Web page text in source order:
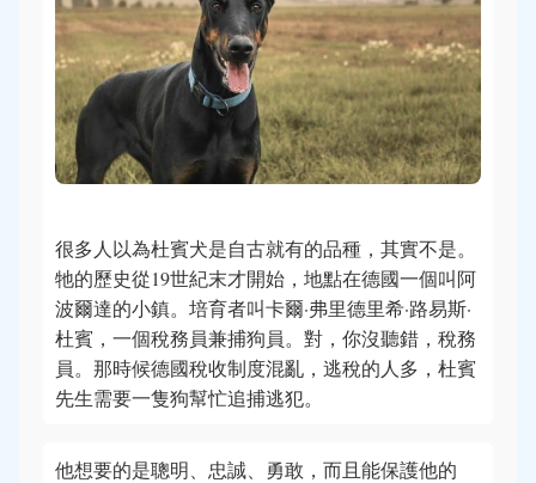
很多人以為杜賓犬是自古就有的品種，其實不是。
牠的歷史從19世紀末才開始，地點在德國一個叫阿
波爾達的小鎮。培育者叫卡爾·弗里德里希·路易斯·
杜賓，一個稅務員兼捕狗員。對，你沒聽錯，稅務
員。那時候德國稅收制度混亂，逃稅的人多，杜賓
先生需要一隻狗幫忙追捕逃犯。
他想要的是聰明、忠誠、勇敢，而且能保護他的